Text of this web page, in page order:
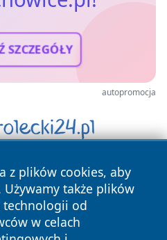
SZCZEGÓŁY
autopromocja
z plików cookies, aby
Używamy także plików
technologii od
w celach